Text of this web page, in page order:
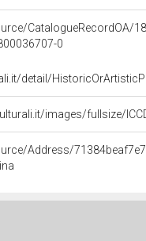
CatalogueRecordOA/
0
detail/
images/fullsize/
Address/